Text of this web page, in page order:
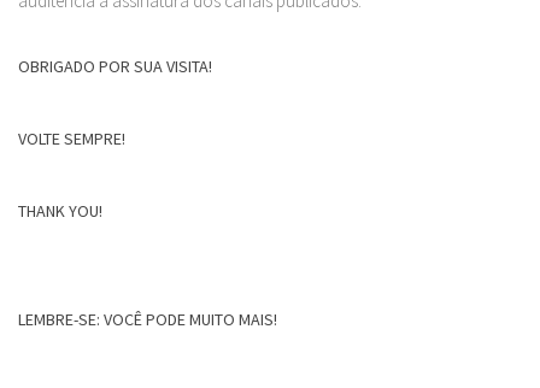
OBRIGADO POR SUA VISITA!
VOLTE SEMPRE!
THANK YOU!
LEMBRE-SE: VOCÊ PODE MUITO MAIS!